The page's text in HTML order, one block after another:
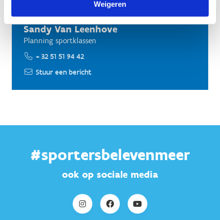
Weigeren
Sandy Van Leenhove
Planning sportklassen
+ 32 51 51 94 42
Stuur een bericht
#sportersbelevenmeer
ook op sociale media